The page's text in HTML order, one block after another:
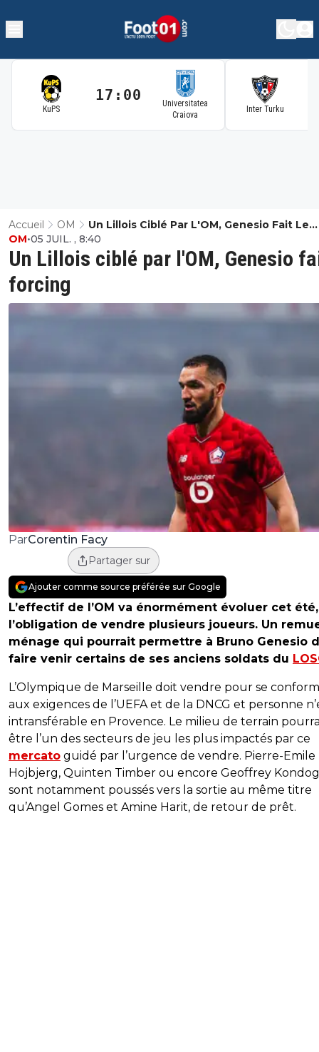
KuPS
17:00
Universitatea
Craiova
Inter Turku
Accueil OM
Un Lillois Ciblé Par L'OM, Genesio Fait Le
Forcing
Un Lillois ciblé par l'OM, Genesio
forcing
OM•05 JUIL. , 8:40
ParCorentin Facy
Partager sur
Ajouter comme source préférée sur Google
L’effectif de l’OM va énormément évoluer cet
l’obligation de vendre plusieurs joueurs. Un
ménage qui pourrait permettre à Bruno Genesio
faire venir certains de ses anciens soldats du
L’Olympique de Marseille doit vendre pour se
aux exigences de l’UEFA et de la DNCG et personne
intransférable en Provence. Le milieu de terrain
être l’un des secteurs de jeu les plus impactés par ce
mercato guidé par l’urgence de vendre. Pierre-Emile
Hojbjerg, Quinten Timber ou encore Geoffrey
sont notamment poussés vers la sortie au même titre
qu’Angel Gomes et Amine Harit, de retour de prêt.